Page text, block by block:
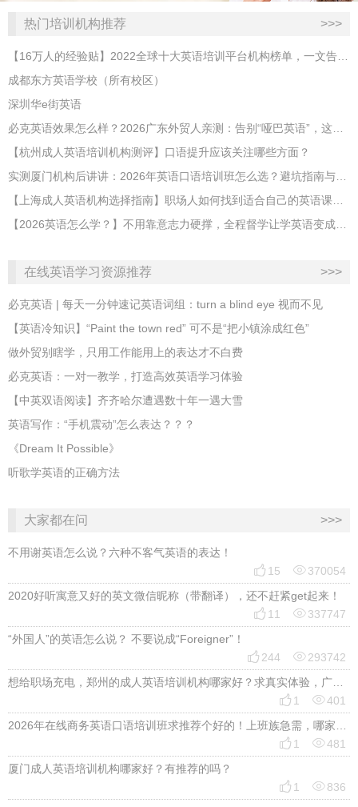
热门培训机构推荐 >>>
【16万人的经验贴】2022全球十大英语培训平台机构榜单，一文告诉你
成都东方英语学校（所有校区）
深圳华e街英语
必克英语效果怎么样？2026广东外贸人亲测：告别“哑巴英语”，这才是成年人最高效的自救指南！
【杭州成人英语培训机构测评】口语提升应该关注哪些方面？
实测厦门机构后讲讲：2026年英语口语培训班怎么选？避坑指南与高效学习新范式
【上海成人英语机构选择指南】职场人如何找到适合自己的英语课程？
【2026英语怎么学？】不用靠意志力硬撑，全程督学让学英语变成日常习惯
在线英语学习资源推荐 >>>
必克英语 | 每天一分钟速记英语词组：turn a blind eye 视而不见
​【英语冷知识】“Paint the town red” 可不是“把小镇涂成红色”
做外贸别瞎学，只用工作能用上的表达才不白费
必克英语：一对一教学，打造高效英语学习体验
【中英双语阅读】齐齐哈尔遭遇数十年一遇大雪
英语写作：“手机震动”怎么表达？？？
《Dream It Possible》
听歌学英语的正确方法
大家都在问 >>>
不用谢英语怎么说？六种不客气英语的表达！
 15 370054
2020好听寓意又好的英文微信昵称（带翻译），还不赶紧get起来！
 11 337747
“外国人”的英语怎么说？ 不要说成“Foreigner”！
 244 293742
想给职场充电，郑州的成人英语培训机构哪家好？求真实体验，广告勿扰，感谢！
 1 401
2026年在线商务英语口语培训班求推荐个好的！上班族急需，哪家好？
 1 481
厦门成人英语培训机构哪家好？有推荐的吗？
 1 836